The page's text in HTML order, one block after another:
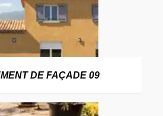
DE FAÇADE 09